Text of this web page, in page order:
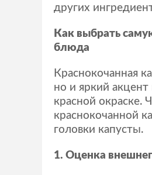
других
Как выбрать
блюда
Краснокочанная
но и яркий
красной окраске.
краснокочанной
головки капусты.
1. Оценка